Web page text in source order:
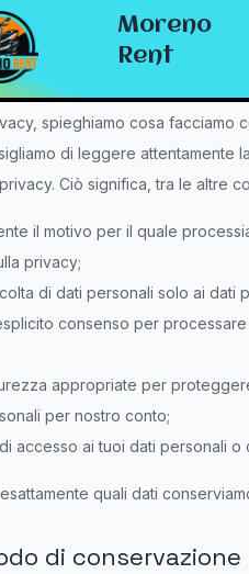
Moreno
Rent
è stata aggiornata l'ultima
Economico Europeo e
spieghiamo cosa facciamo
di leggere attentamente
Ciò significa, tra le altre
il motivo per il quale
privacy;
di dati personali solo ai dati
consenso per
appropriate per
per nostro conto;
accesso ai tuoi dati personali
quali dati
di conservazione